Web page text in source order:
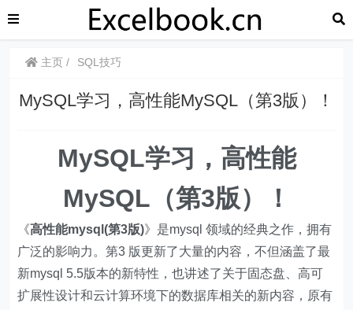
主页 SQL技巧
MySQL学习，高性能MySQL（第3版）！
MySQL学习，高性能
MySQL（第3版）！
《高性能mysql(第3版)》是mysql 领域的经典之作，拥有
广泛的影响力。第3 版更新了大量的内容，不但涵盖了最
新mysql 5.5版本的新特性，也讲述了关于固态盘、高可
扩展性设计和云计算环境下的数据库相关的新内容，原有